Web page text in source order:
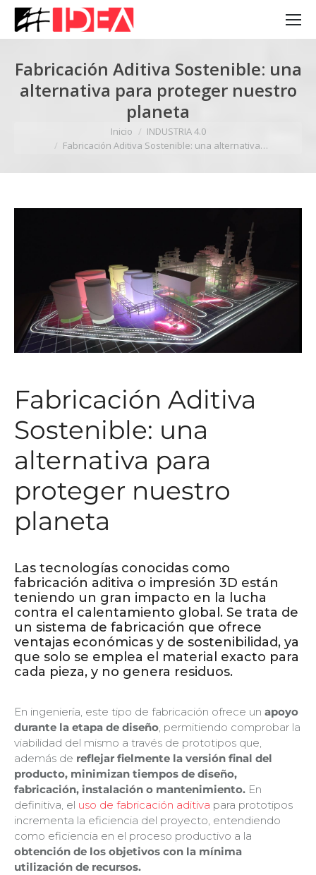
Fabricación Aditiva Sostenible: una
alternativa para proteger nuestro
planeta
Inicio
INDUSTRIA 4.0
Fabricación Aditiva Sostenible: una alternativa…
Fabricación Aditiva
Sostenible: una
alternativa para
proteger nuestro
planeta
Las tecnologías conocidas como
fabricación aditiva o impresión 3D están
teniendo un gran impacto en la lucha
contra el calentamiento global. Se trata de
un sistema de fabricación que ofrece
ventajas económicas y de sostenibilidad, ya
que solo se emplea el material exacto para
cada pieza, y no genera residuos.
En ingeniería, este tipo de fabricación ofrece un apoyo
durante la etapa de diseño , permitiendo comprobar la
viabilidad del mismo a través de prototipos que,
además de reflejar fielmente la versión final del
producto, minimizan tiempos de diseño,
fabricación, instalación o mantenimiento. En
definitiva, el uso de fabricación aditiva para prototipos
incrementa la eficiencia del proyecto, entendiendo
como eficiencia en el proceso productivo a la
obtención de los objetivos con la mínima
utilización de recursos.